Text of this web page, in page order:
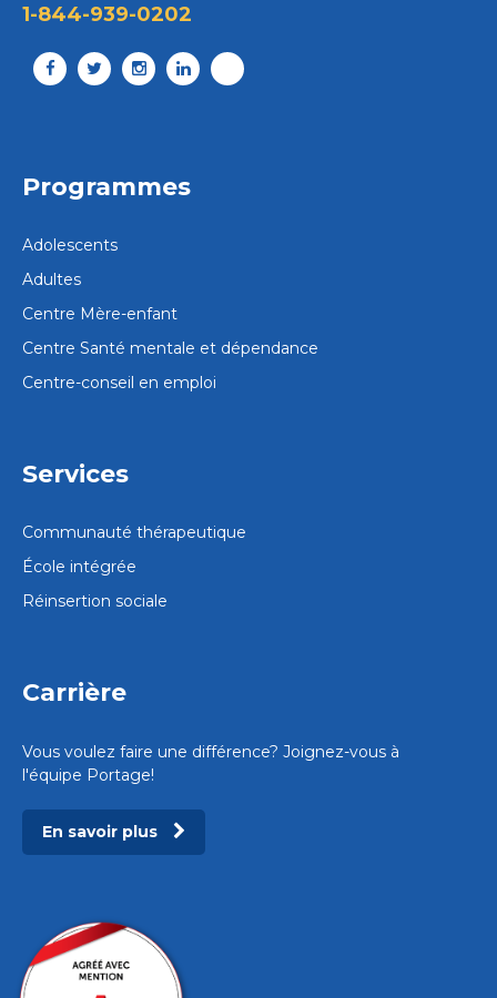
1-844-939-0202
Programmes
Adolescents
Adultes
Centre Mère-enfant
Centre Santé mentale et dépendance
Centre-conseil en emploi
Services
Communauté thérapeutique
École intégrée
Réinsertion sociale
Carrière
Vous voulez faire une différence? Joignez-vous à
l'équipe Portage!
En savoir plus